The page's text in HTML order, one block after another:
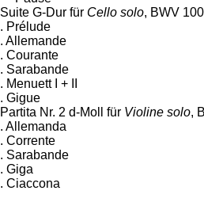
Suite G-Dur für Cello solo, BWV
. Prélude
. Allemande
. Courante
. Sarabande
. Menuett I + II
. Gigue
Partita Nr. 2 d-Moll für Violine solo,
. Allemanda
. Corrente
. Sarabande
. Giga
. Ciaccona